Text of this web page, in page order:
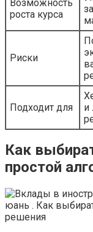
Возможность
роста курса
Риски
Подходит для
и
Как
простой